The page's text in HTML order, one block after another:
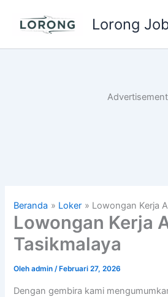
Lorong
Advertisement
Beranda Loker Lowongan Kerja
Lowongan Kerja
Tasikmalaya
Olehadmin/ Februari 27, 2026
Dengan gembira kami